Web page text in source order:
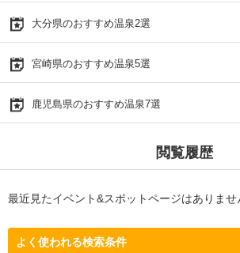
大分県のおすすめ温泉2選
宮崎県のおすすめ温泉5選
鹿児島県のおすすめ温泉7選
閲覧履歴
最近見たイベント&スポットページはありませ
よく使われる検索条件